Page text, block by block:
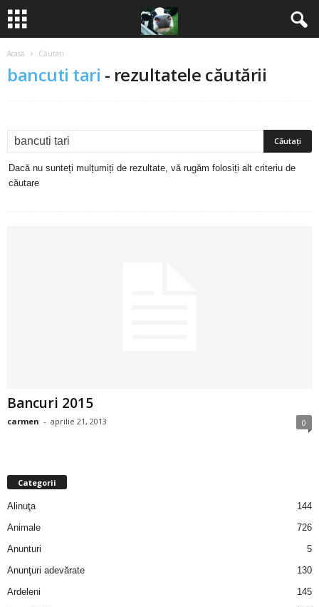
Acasă Căutați
bancuti tari - rezultatele căutării
Dacă nu sunteți mulțumiți de rezultate, vă rugăm folosiți alt criteriu de
căutare
Bancuri 2015
carmen - aprilie 21, 2013 0
Categorii
Alinuţa
144
Animale
726
Anunturi
5
Anunţuri adevărate
130
Ardeleni
145